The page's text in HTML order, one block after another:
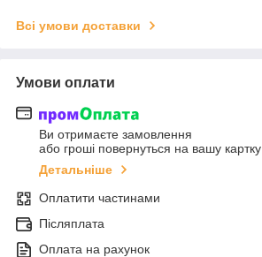
Всі умови доставки
Умови оплати
Ви отримаєте замовлення
або гроші повернуться на вашу картку
Детальніше
Оплатити частинами
Післяплата
Оплата на рахунок